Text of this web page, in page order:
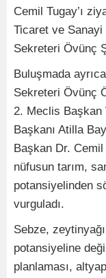
Cemil Tugay’ı
Ticaret ve Sanayi
Sekreteri Övünç
Buluşmada
Sekreteri Övünç
2. Meclis Başkan
Başkanı Atilla
Başkan Dr.
nüfusun tarım,
potansiyelinden
vurguladı.
Sebze,
potansiyeline
planlaması,